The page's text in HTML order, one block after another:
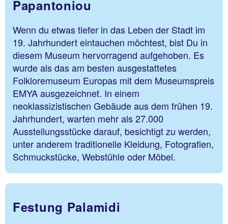
Papantoniou
Wenn du etwas tiefer in das Leben der Stadt im
19. Jahrhundert eintauchen möchtest, bist Du in
diesem Museum hervorragend aufgehoben. Es
wurde als das am besten ausgestattetes
Folkloremuseum Europas mit dem Museumspreis
EMYA ausgezeichnet. In einem
neoklassizistischen Gebäude aus dem frühen 19.
Jahrhundert, warten mehr als 27.000
Ausstellungsstücke darauf, besichtigt zu werden,
unter anderem traditionelle Kleidung, Fotografien,
Schmuckstücke, Webstühle oder Möbel.
Festung Palamidi